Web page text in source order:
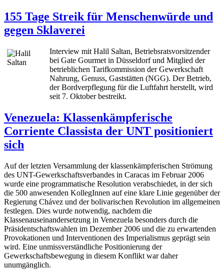
155 Tage Streik für Menschenwürde und
gegen Sklaverei
Interview mit Halil Saltan, Betriebsratsvorsitzender
bei Gate Gourmet in Düsseldorf und Mitglied der
betrieblichen Tarifkommission der Gewerkschaft
Nahrung, Genuss, Gaststätten (NGG). Der Betrieb,
der Bordverpflegung für die Luftfahrt herstellt, wird
seit 7. Oktober bestreikt.
Venezuela: Klassenkämpferische
Corriente Classista der UNT positioniert
sich
Auf der letzten Versammlung der klassenkämpferischen Strömung
des UNT-Gewerkschaftsverbandes in Caracas im Februar 2006
wurde eine programmatische Resolution verabschiedet, in der sich
die 500 anwesenden KollegInnen auf eine klare Linie gegenüber der
Regierung Chávez und der bolivarischen Revolution im allgemeinen
festlegen. Dies wurde notwendig, nachdem die
Klassenauseinandersetzung in Venezuela besonders durch die
Präsidentschaftswahlen im Dezember 2006 und die zu erwartenden
Provokationen und Interventionen des Imperialismus geprägt sein
wird. Eine unmissverständliche Positionierung der
Gewerkschaftsbewegung in diesem Konflikt war daher
unumgänglich.